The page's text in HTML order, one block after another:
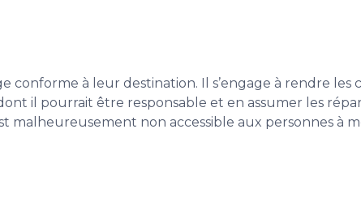
conforme à leur destination. Il s’engage à rendre les
il pourrait être responsable et en assumer les
malheureusement non accessible aux personnes à